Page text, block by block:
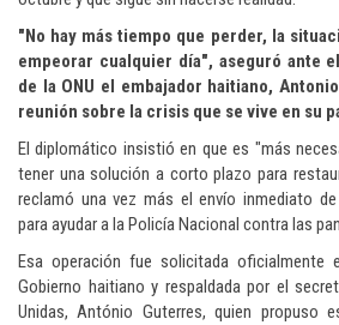
"No hay más tiempo que perder, la
empeorar cualquier día", aseguró ante
de la ONU el embajador haitiano,
reunión sobre la crisis que se vive en su
El diplomático insistió en que es "más
tener una solución a corto plazo para
reclamó una vez más el envío inmediato
para ayudar a la Policía Nacional contra las
Esa operación fue solicitada oficialmente
Gobierno haitiano y respaldada por el
Unidas, António Guterres, quien propuso